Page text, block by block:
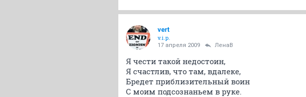
vert
v.i.p.
17 апреля 2009 ЛенаВ
Я чести такой недостоин,
Я счастлив, что там, вдалеке,
Бредет приблизительный воин
С моим подсознаньем в руке.